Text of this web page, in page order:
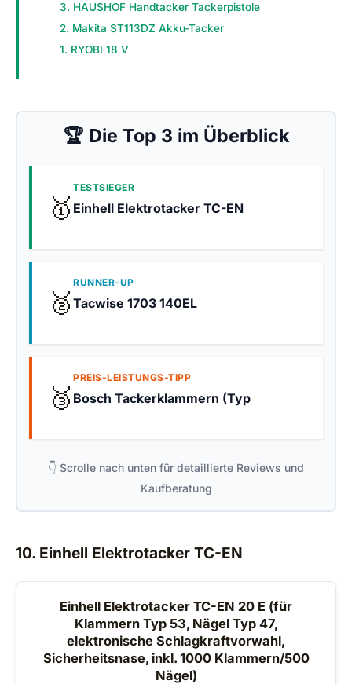
3. HAUSHOF Handtacker Tackerpistole
2. Makita ST113DZ Akku-Tacker
1. RYOBI 18 V
🏆 Die Top 3 im Überblick
🥇
TESTSIEGER
Einhell Elektrotacker TC-EN
🥈
RUNNER-UP
Tacwise 1703 140EL
🥉
PREIS-LEISTUNGS-TIPP
Bosch Tackerklammern (Typ
👇 Scrolle nach unten für detaillierte Reviews und
Kaufberatung
10. Einhell Elektrotacker TC-EN
Einhell Elektrotacker TC-EN 20 E (für
Klammern Typ 53, Nägel Typ 47,
elektronische Schlagkraftvorwahl,
Sicherheitsnase, inkl. 1000 Klammern/500
Nägel)